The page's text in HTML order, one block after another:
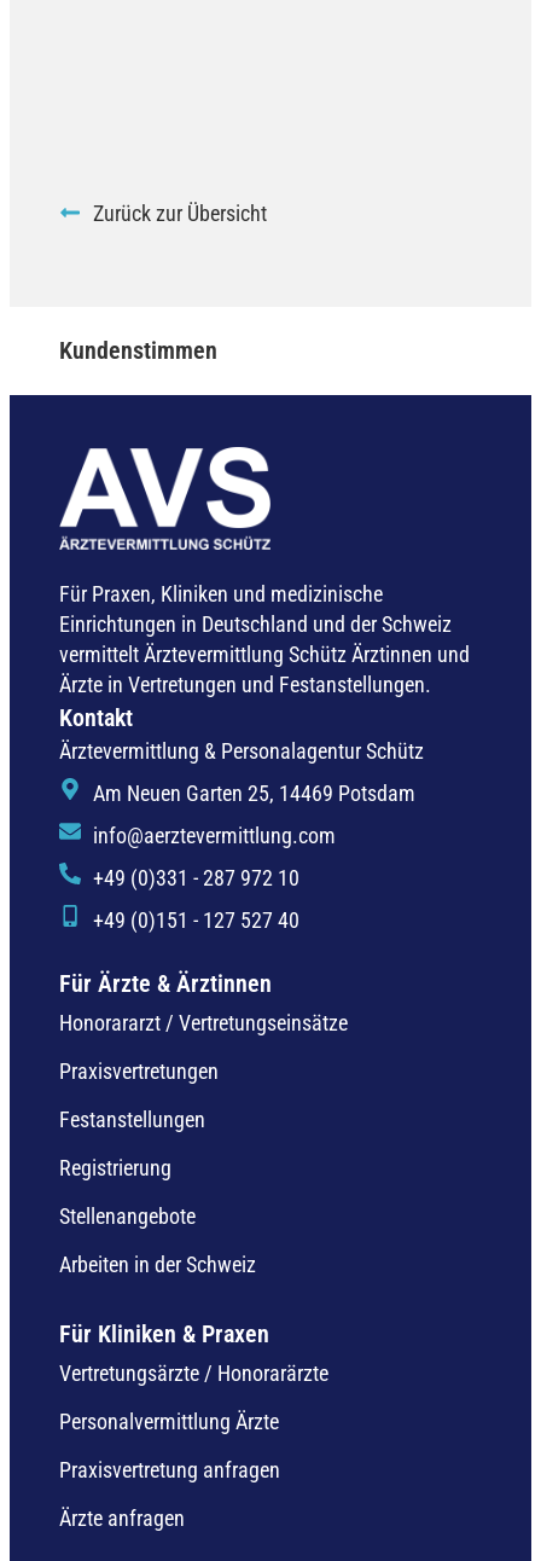
Zurück zur Übersicht
Kundenstimmen
Für Praxen, Kliniken und medizinische
Einrichtungen in Deutschland und der Schweiz
vermittelt Ärztevermittlung Schütz Ärztinnen und
Ärzte in Vertretungen und Festanstellungen.
Für Ärzte & Ärztinnen
Honorararzt / Vertretungseinsätze
Praxisvertretungen
Festanstellungen
Registrierung
Stellenangebote
Arbeiten in der Schweiz
Für Kliniken & Praxen
Vertretungsärzte / Honorarärzte
Personalvermittlung Ärzte
Praxisvertretung anfragen
Ärzte anfragen
Kontakt
Ärztevermittlung & Personalagentur Schütz
Am Neuen Garten 25, 14469 Potsdam
info@aerztevermittlung.com
+49 (0)331 - 287 972 10
+49 (0)151 - 127 527 40